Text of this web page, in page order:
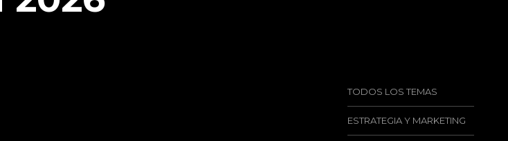
TODOS LOS TEMAS
ESTRATEGIA Y MARKETING